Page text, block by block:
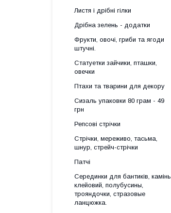
Листя і дрібні гілки
Дрібна зелень - додатки
Фрукти, овочі, гриби та ягоди
штучні.
Статуетки зайчики, пташки,
овечки
Птахи та тварини для декору
Сизаль упаковки 80 грам - 49
грн
Репсові стрічки
Стрічки, мереживо, тасьма,
шнур, стрейч-стрічки
Патчі
Серединки для бантиків, камінь
клейовий, полубусины,
трояндочки, стразовые
ланцюжка.